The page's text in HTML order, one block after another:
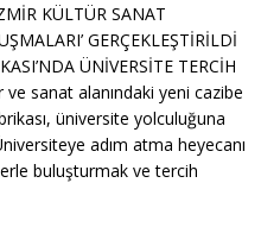
KÜLTÜR SANAT
GERÇEKLEŞTİRİLDİ
ÜNİVERSİTE TERCİH
sanat alanındaki yeni cazibe
üniversite yolculuğuna
adım atma heyecanı
buluşturmak ve tercih